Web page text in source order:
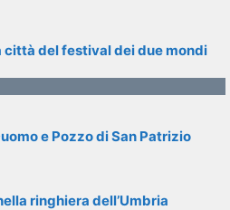
città del festival dei due mondi
e Pozzo di San Patrizio
ringhiera dell’Umbria